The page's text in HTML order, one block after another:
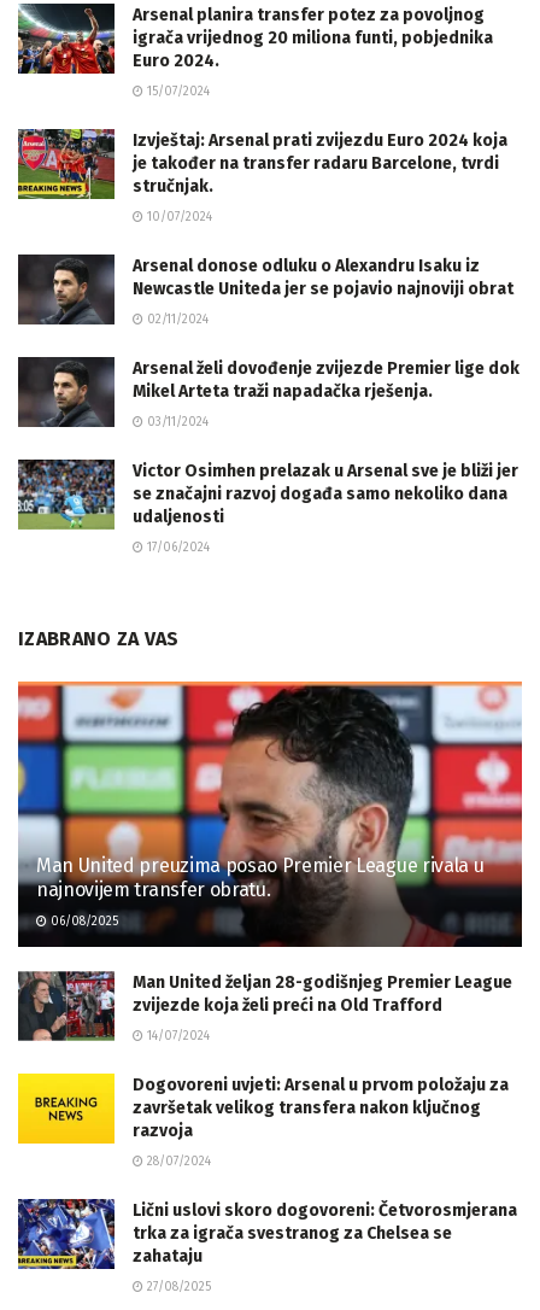
Arsenal planira transfer potez za povoljnog
igrača vrijednog 20 miliona funti, pobjednika
Euro 2024.
15/07/2024
Izvještaj: Arsenal prati zvijezdu Euro 2024 koja
je također na transfer radaru Barcelone, tvrdi
stručnjak.
10/07/2024
Arsenal donose odluku o Alexandru Isaku iz
Newcastle Uniteda jer se pojavio najnoviji obrat
02/11/2024
Arsenal želi dovođenje zvijezde Premier lige dok
Mikel Arteta traži napadačka rješenja.
03/11/2024
Victor Osimhen prelazak u Arsenal sve je bliži jer
se značajni razvoj događa samo nekoliko dana
udaljenosti
17/06/2024
IZABRANO ZA VAS
Man United preuzima posao Premier League rivala u
najnovijem transfer obratu.
06/08/2025
Man United željan 28-godišnjeg Premier League
zvijezde koja želi preći na Old Trafford
14/07/2024
Dogovoreni uvjeti: Arsenal u prvom položaju za
završetak velikog transfera nakon ključnog
razvoja
28/07/2024
Lični uslovi skoro dogovoreni: Četvorosmjerana
trka za igrača svestranog za Chelsea se
zahataju
27/08/2025